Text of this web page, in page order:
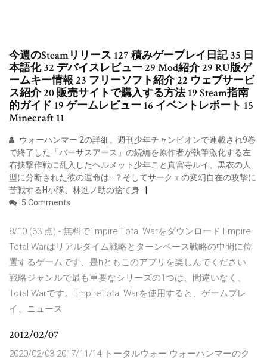
今週のSteamリリース 127 積みゲープレイ日記 35 日
本語化 32 デバイスレビュー 29 Mod紹介 29 RU版ゲ
ームキー情報 23 フリーソフト紹介 22 ウェブサービ
ス紹介 20 販売サイトで購入する方法 19 Steam指南
的ガイド 19 ゲームレビュー 16 イベントレポート 15
Minecraft 11
ウォーハンマー 2の詳細。週刊少年チャンピオンで連載され9巻
で終了した「バーサスアース」の続編を原作者が執筆激化する左
右挟撃作戦に乱入したヘルメット少年こと真宮寺ルイ、黒衣の人
型に分断された彼の運命は…？そしてサークェの変幻自在の攻撃に
苦戦するH小隊、林進ノ助の捨て身
5 Comments
8/10 (63 点) - 無料でEmpire Total Warをダウンロード Empire
Total Warはリアルタイム戦略とターンベース戦略の中間に位
置するゲームです、是hともこのアプリを楽しんでください.
戦略ジャンルで最も重要なシリーズの1つは、間違いなく、
Total Warです。EmpireTotal Warを使用すると、ゲームプレ
イ、ニュース
2012/02/07
2020/02/03 2017/11/14 トータルウォー ウォーハンマーのク